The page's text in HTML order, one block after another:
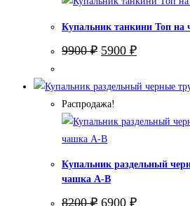
Купальник танкини Топ на
9900₽ Первоначальная
цена
9900 ₽.
5900 ₽Текущая
цена:
Распродажа!
Купальник раздельный
чашка А-В
8200₽ Первоначальная
6900 ₽Текущая